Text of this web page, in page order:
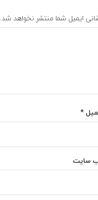
ایمیل شما منتشر نخواهد شد.
*
سایت